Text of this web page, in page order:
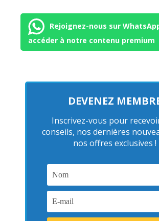
Rejoignez-nous sur
accéder à notre contenu premium
DEVENEZ
Inscrivez-vous pour
conseils, nos dernières
nos offres exclusives !